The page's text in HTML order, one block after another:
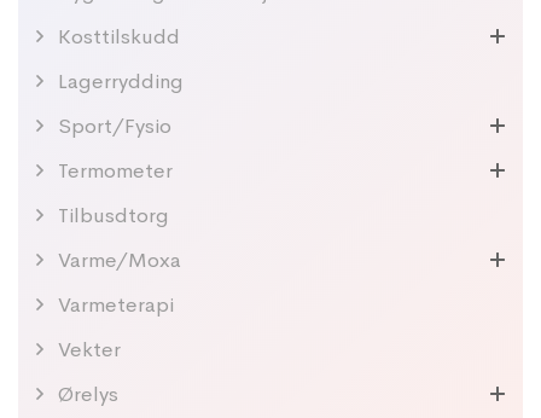
Kosttilskudd
Lagerrydding
Sport/Fysio
Termometer
Tilbusdtorg
Varme/Moxa
Varmeterapi
Vekter
Ørelys